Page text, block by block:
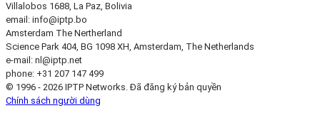
Villalobos 1688, La Paz, Bolivia
email: info
iptp.bo
Amsterdam The Nertherland
Science Park 404, BG 1098 XH, Amsterdam, The Netherlands
e-mail: nl
iptp.net
phone: +31 207 147 499
© 1996 - 2026 IPTP Networks. Đã đăng ký bản quyền
Chính sách người dùng